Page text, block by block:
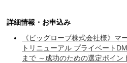
詳細情報・お申込み
《ビッグローブ株式会社様》マ
トリニューアル プライベート
まで ～成功のための選定ポイン